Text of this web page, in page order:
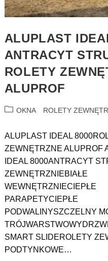
ALUPLAST
ANTRACYT
ROLETY
ALUPROF
OKNA ROLETY
ALUPLAST IDEAL
ZEWNĘTRZNE ALUPROF
IDEAL 8000ANTRACYT
ZEWNĘTRZNIEBIAŁE
WEWNĘTRZNIECIEPŁE
PARAPETYCIEPŁE
PODWALINYSZCZELNY
SMART SLIDEROLETY
PODTYNKOWE…